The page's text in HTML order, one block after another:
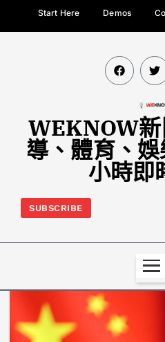
Start Here Demos
WEKNOW
導、體育、
小時即
SUBSCRIBE